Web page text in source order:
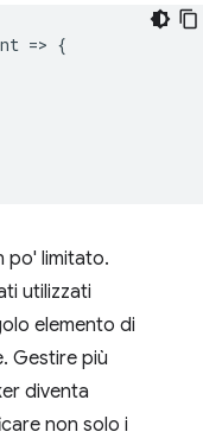
=> {
po' limitato.
utilizzati
elemento di
Gestire più
diventa
non solo i